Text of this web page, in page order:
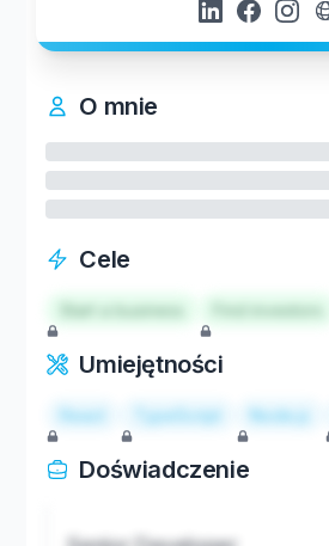
O mnie
Cele
Start a business
Umiejętności
React TypeScript Node.js
Doświadczenie